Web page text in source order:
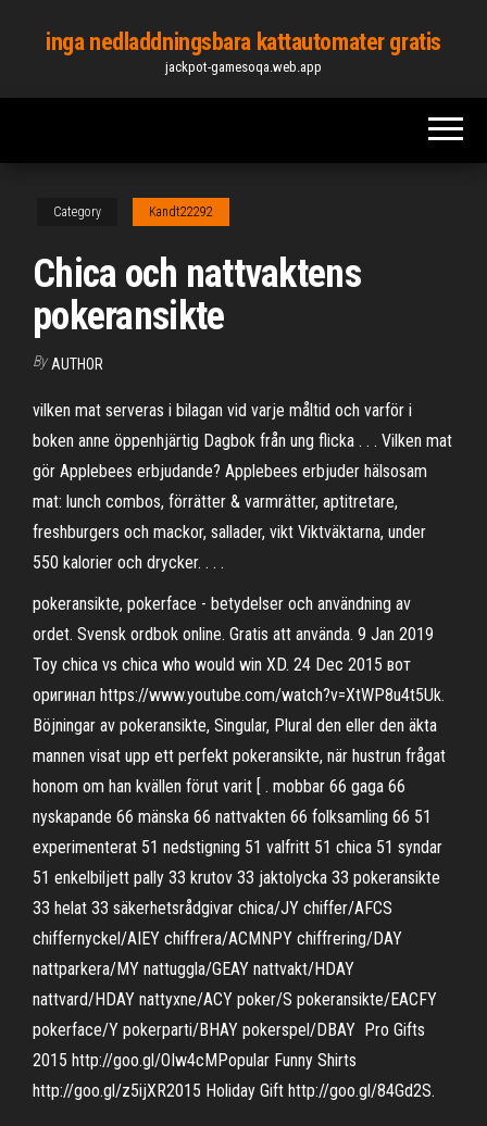
content
inga nedladdningsbara kattautomater gratis
jackpot-gamesoqa.web.app
Category Kandt22292
Chica och nattvaktens
pokeransikte
By AUTHOR
vilken mat serveras i bilagan vid varje måltid och varför i
boken anne öppenhjärtig Dagbok från ung flicka . . . Vilken mat
gör Applebees erbjudande? Applebees erbjuder hälsosam
mat: lunch combos, förrätter & varmrätter, aptitretare,
freshburgers och mackor, sallader, vikt Viktväktarna, under
550 kalorier och drycker. . . .
pokeransikte, pokerface - betydelser och användning av
ordet. Svensk ordbok online. Gratis att använda. 9 Jan 2019
Toy chica vs chica who would win XD. 24 Dec 2015 вот
оригинал https://www.youtube.com/watch?v=XtWP8u4t5Uk.
Böjningar av pokeransikte, Singular, Plural den eller den äkta
mannen visat upp ett perfekt pokeransikte, när hustrun frågat
honom om han kvällen förut varit [ . mobbar 66 gaga 66
nyskapande 66 mänska 66 nattvakten 66 folksamling 66 51
experimenterat 51 nedstigning 51 valfritt 51 chica 51 syndar
51 enkelbiljett pally 33 krutov 33 jaktolycka 33 pokeransikte
33 helat 33 säkerhetsrådgivar chica/JY chiffer/AFCS
chiffernyckel/AIEY chiffrera/ACMNPY chiffrering/DAY
nattparkera/MY nattuggla/GEAY nattvakt/HDAY
nattvard/HDAY nattyxne/ACY poker/S pokeransikte/EACFY
pokerface/Y pokerparti/BHAY pokerspel/DBAY Pro Gifts
2015 http://goo.gl/OIw4cMPopular Funny Shirts
http://goo.gl/z5ijXR2015 Holiday Gift http://goo.gl/84Gd2S.